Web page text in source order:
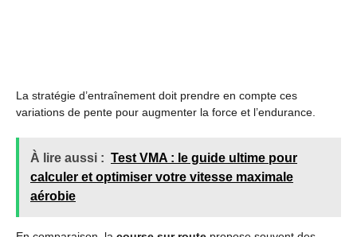
La stratégie d’entraînement doit prendre en compte ces
variations de pente pour augmenter la force et l’endurance.
À lire aussi : Test VMA : le guide ultime pour
calculer et optimiser votre vitesse maximale
aérobie